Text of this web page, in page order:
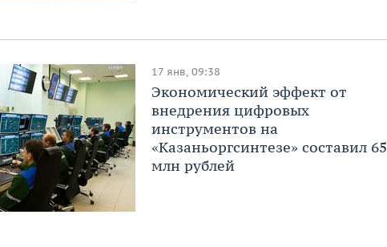
17 янв, 09:38
Экономический эффект от
внедрения цифровых
инструментов на
«Казаньоргсинтезе» составил 65
млн рублей